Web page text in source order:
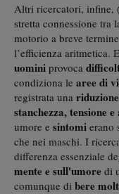
Altri ricercatori, infine,
stretta connessione tra
motorio a breve
l’efficienza aritmetica.
uomini provoca
condiziona le aree di
registrata una
stanchezza, tensione e
umore e sintomi erano
che nei maschi. I
differenza essenziale
mente e sull'umore di
comunque di bere